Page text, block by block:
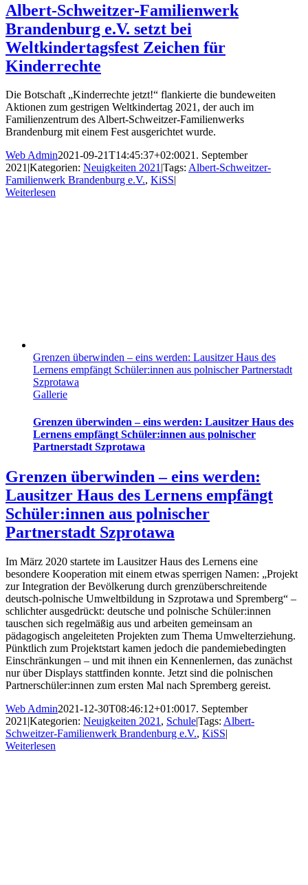
Albert-Schweitzer-Familienwerk
Brandenburg e.V. setzt bei
Weltkindertagsfest Zeichen für
Kinderrechte
Die Botschaft „Kinderrechte jetzt!“ flankierte die bundeweiten
Aktionen zum gestrigen Weltkindertag 2021, der auch im
Familienzentrum des Albert-Schweitzer-Familienwerks
Brandenburg mit einem Fest ausgerichtet wurde.
Web Admin2021-09-21T14:45:37+02:0021. September
2021|Kategorien: Neuigkeiten 2021|Tags: Albert-Schweitzer-
Familienwerk Brandenburg e.V., KiSS|
Weiterlesen
Grenzen überwinden – eins werden: Lausitzer Haus des
Lernens empfängt Schüler:innen aus polnischer Partnerstadt
Szprotawa
Gallerie
Grenzen überwinden – eins werden: Lausitzer Haus des
Lernens empfängt Schüler:innen aus polnischer
Partnerstadt Szprotawa
Grenzen überwinden – eins werden:
Lausitzer Haus des Lernens empfängt
Schüler:innen aus polnischer
Partnerstadt Szprotawa
Im März 2020 startete im Lausitzer Haus des Lernens eine
besondere Kooperation mit einem etwas sperrigen Namen: „Projekt
zur Integration der Bevölkerung durch grenzüberschreitende
deutsch-polnische Umweltbildung in Szprotawa und Spremberg“ –
schlichter ausgedrückt: deutsche und polnische Schüler:innen
tauschen sich regelmäßig aus und arbeiten gemeinsam an
pädagogisch angeleiteten Projekten zum Thema Umwelterziehung.
Pünktlich zum Projektstart kamen jedoch die pandemiebedingten
Einschränkungen – und mit ihnen ein Kennenlernen, das zunächst
nur über Displays stattfinden konnte. Jetzt sind die polnischen
Partnerschüler:innen zum ersten Mal nach Spremberg gereist.
Web Admin2021-12-30T08:46:12+01:0017. September
2021 |Kategorien: Neuigkeiten 2021 , Schule|Tags: Albert-
Schweitzer-Familienwerk Brandenburg e.V., KiSS|
Weiterlesen